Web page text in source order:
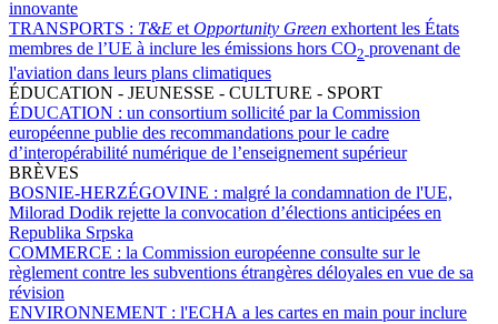
innovante
TRANSPORTS : T&E et Opportunity Green exhortent les États
membres de l’UE à inclure les émissions hors CO2 provenant de
l'aviation dans leurs plans climatiques
ÉDUCATION - JEUNESSE - CULTURE - SPORT
ÉDUCATION : un consortium sollicité par la Commission
européenne publie des recommandations pour le cadre
d’interopérabilité numérique de l’enseignement supérieur
BRÈVES
BOSNIE-HERZÉGOVINE : malgré la condamnation de l'UE,
Milorad Dodik rejette la convocation d’élections anticipées en
Republika Srpska
COMMERCE : la Commission européenne consulte sur le
règlement contre les subventions étrangères déloyales en vue de sa
révision
ENVIRONNEMENT : l'ECHA a les cartes en main pour inclure